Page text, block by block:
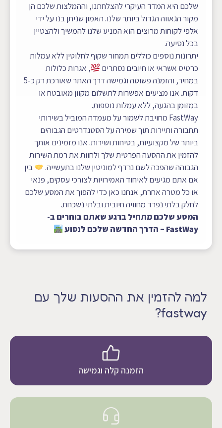
שלכם היא המדד העיקרי להצלחתנו, וההמלצות שלכם הן
מקור הגאווה הגדול ביותר שלנו. האמון שניתן בנו על ידי
אלפי לקוחות מרוצים הוא המניע שלנו להמשיך ולהצטיין
בכל נסיעה.
יתרונות נוספים כוללים תמחור שקוף לחלוטין ללא עמלות
כרטיס אשראי או חיובים נסתרים
, אגרות כלולות
במחיר, והזמנה פשוטה וגמישה דרך האתר שאורכת רק כ-5
דקות. אנו מציעים אפשרות לתשלום מקוון מאובטח או
במזומן בהגעה, ללא עמלות נוספות.
FastWay מחויבת לשמור על מעמדה המוביל בשירותי
תחבורה ותיירות תוך שמירה על הסטנדרטים הגבוהים
ביותר של מקצועיות, בטיחות ושירות. אנו מזמינים אותך
להזמין את ההסעה הפרטית שלךולחוות את רמת השירות
הגבוהה שהפכה לשם נרדף למוניטין שלנו בתעשייה.
בין
אם אתם מגיעים לאיחוד האמירויות לצורכי עסקים, פנאי
או כל מטרה אחרת, אנחנו כאן כדי להפוך את המסע שלכם
לחלק בלתי נפרד מחוויה חיובית ובלתי נשכחת.
המסע שלכם מתחיל ברגע שאתם בוחרים ב-
FastWay – הדרך החדשה שלכם לנסוע
למה להזמין את ההסעות שלך עם
fastway?
הזמנה קלה וגמישה